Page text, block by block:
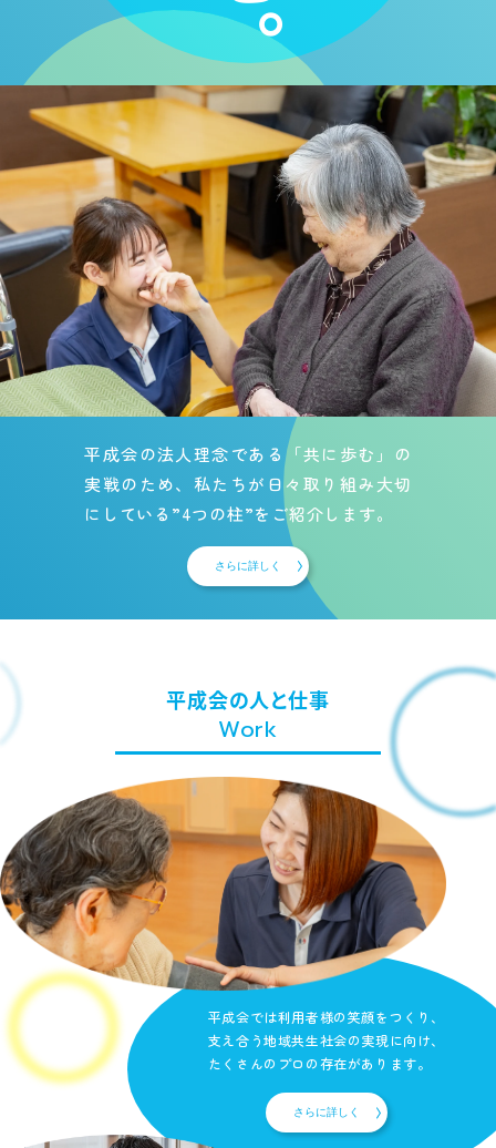
平成会の法人理念である「共に歩む」の
実戦のため、私たちが日々取り組み大切
にしている”4つの柱”をご紹介します。
さらに詳しく
平成会の人と仕事
Work
平成会では利用者様の笑顔をつくり、
支え合う地域共生社会の実現に向け、
たくさんのプロの存在があります。
さらに詳しく